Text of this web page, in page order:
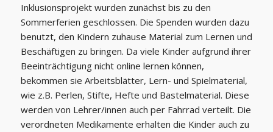
Inklusionsprojekt wurden zunächst bis zu den
Sommerferien geschlossen. Die Spenden wurden dazu
benutzt, den Kindern zuhause Material zum Lernen und
Beschäftigen zu bringen. Da viele Kinder aufgrund ihrer
Beeinträchtigung nicht online lernen können,
bekommen sie Arbeitsblätter, Lern- und Spielmaterial,
wie z.B. Perlen, Stifte, Hefte und Bastelmaterial. Diese
werden von Lehrer/innen auch per Fahrrad verteilt. Die
verordneten Medikamente erhalten die Kinder auch zu